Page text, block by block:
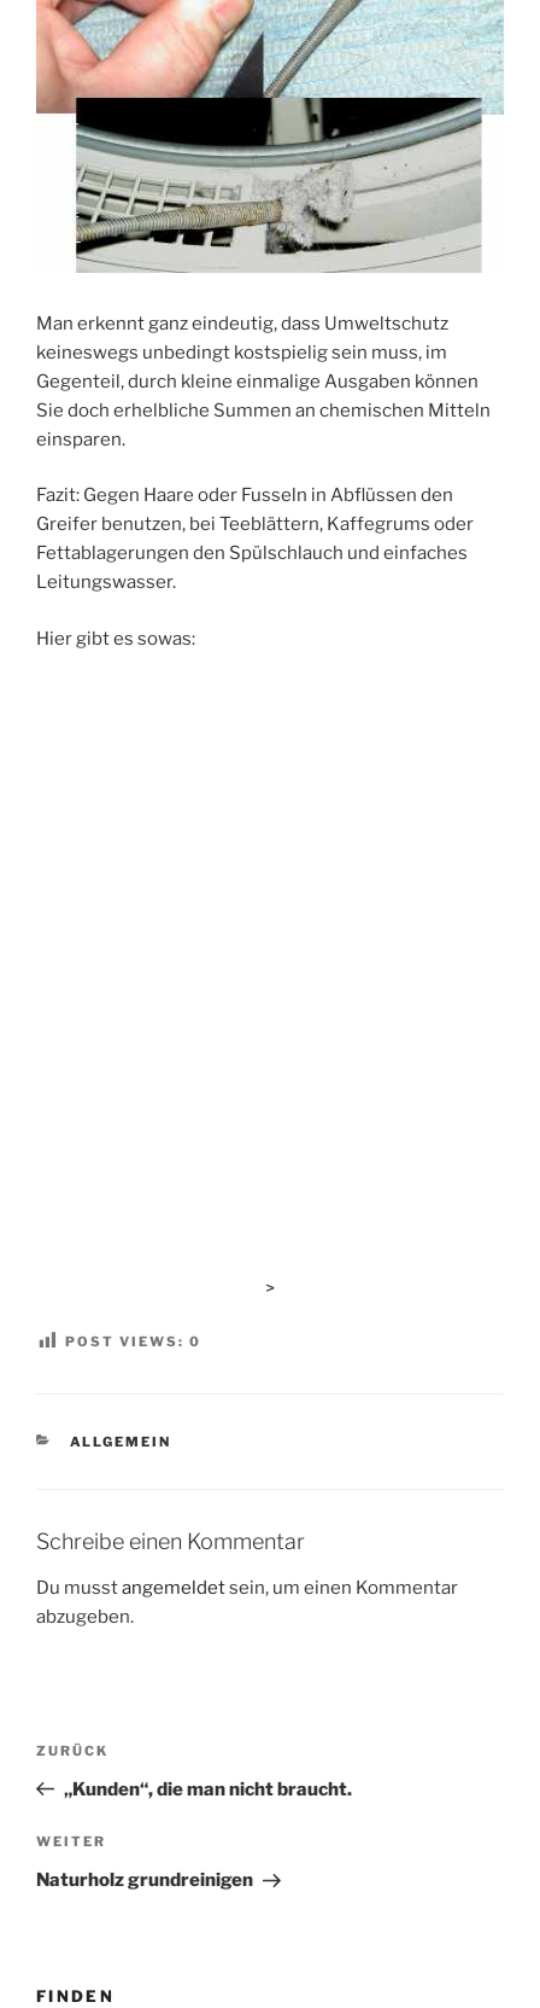
Man erkennt ganz eindeutig, dass Umweltschutz
keineswegs unbedingt kostspielig sein muss, im
Gegenteil, durch kleine einmalige Ausgaben können
Sie doch erhelbliche Summen an chemischen Mitteln
einsparen.
Fazit: Gegen Haare oder Fusseln in Abflüssen den
Greifer benutzen, bei Teeblättern, Kaffegrums oder
Fettablagerungen den Spülschlauch und einfaches
Leitungswasser.
Hier gibt es sowas:
>
POST VIEWS: 0
KATEGORIEN
ALLGEMEIN
Schreibe einen Kommentar
Du musstangemeldetsein, um einen Kommentar
abzugeben.
Beitragsnavigation
Vorheriger
Beitrag
ZURÜCK
„Kunden“, die man nicht braucht.
Nächster
Beitrag
WEITER
Naturholz grundreinigen
FINDEN